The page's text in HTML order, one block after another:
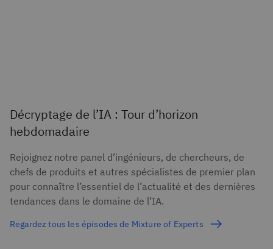
Décryptage de l’IA : Tour d’horizon
hebdomadaire
Rejoignez notre panel d’ingénieurs, de chercheurs, de
chefs de produits et autres spécialistes de premier plan
pour connaître l’essentiel de l’actualité et des dernières
tendances dans le domaine de l’IA.
Regardez tous les épisodes de Mixture of Experts